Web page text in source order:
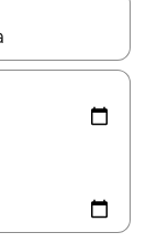
इस्तेमाल करके नेविगेट